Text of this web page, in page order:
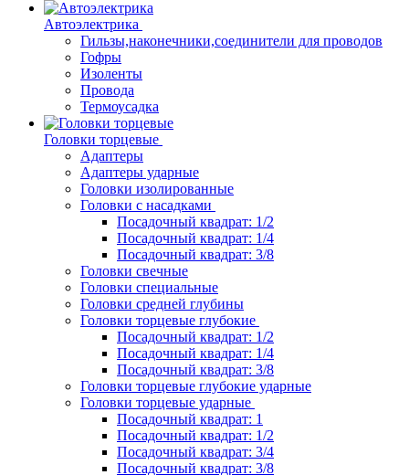
Автоэлектрика
Гильзы,наконечники,соединители для проводов
Гофры
Изоленты
Провода
Термоусадка
Головки торцевые
Адаптеры
Адаптеры ударные
Головки изолированные
Головки с насадками
Посадочный квадрат: 1/2
Посадочный квадрат: 1/4
Посадочный квадрат: 3/8
Головки свечные
Головки специальные
Головки средней глубины
Головки торцевые глубокие
Посадочный квадрат: 1/2
Посадочный квадрат: 1/4
Посадочный квадрат: 3/8
Головки торцевые глубокие ударные
Головки торцевые ударные
Посадочный квадрат: 1
Посадочный квадрат: 1/2
Посадочный квадрат: 3/4
Посадочный квадрат: 3/8